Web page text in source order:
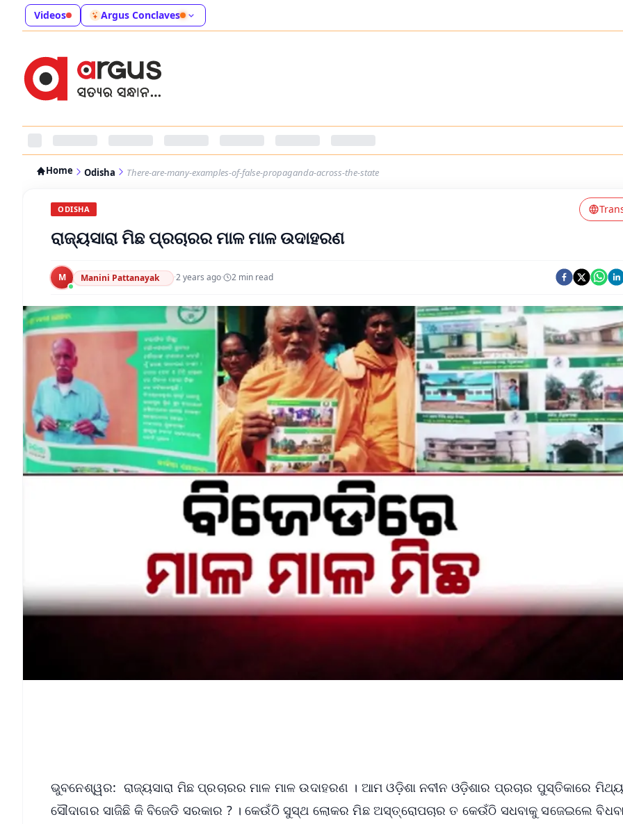
Videos Argus Conclaves
Home Odisha There-are-many-examples-of-false-propaganda-across-the-state
ODISHA
ରାଜ୍ୟସାରା ମିଛ ପ୍ରଚାରର ମାଳ ମାଳ ଉଦାହରଣ
M Manini Pattanayak ·2 years ago· 2 min read
ଭୁବନେଶ୍ୱର: ରାଜ୍ୟସାରା ମିଛ ପ୍ରଚାରର ମାଳ ମାଳ ଉଦାହରଣ । ଆମ ଓଡ଼ିଶା ନବୀନ ଓଡ଼ିଶାର ପ୍ରଚାର ପୁସ୍ତିକାରେ
ସୌଦାଗର ସାଜିଛି କି ବିଜେଡି ସରକାର ? । କେଉଁଠି ସୁସ୍ଥ ଲୋକର ମିଛ ଅସ୍ତ୍ରୋପଚାର ତ କେଉଁଠି ସଧବାକୁ ସଜେଇଲେ